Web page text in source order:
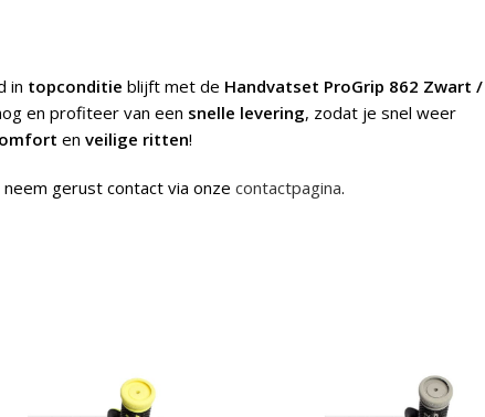
in topconditie blijft met de Handvatset ProGrip 862 Zwart /
en profiteer van een snelle levering, zodat je snel weer
en veilige ritten!
gerust contact via onze contactpagina.